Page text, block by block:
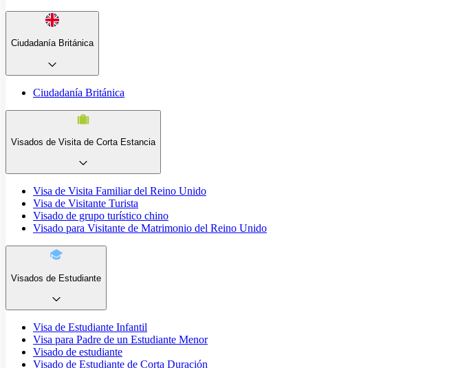
Ciudadanía Británica
Ciudadanía Británica
Visados de Visita de Corta Estancia
Visa de Visita Familiar del Reino Unido
Visa de Visitante Turista
Visado de grupo turístico chino
Visado para Visitante de Matrimonio del Reino Unido
Visados de Estudiante
Visa de Estudiante Infantil
Visa para Padre de un Estudiante Menor
Visado de estudiante
Visado de Estudiante de Corta Duración